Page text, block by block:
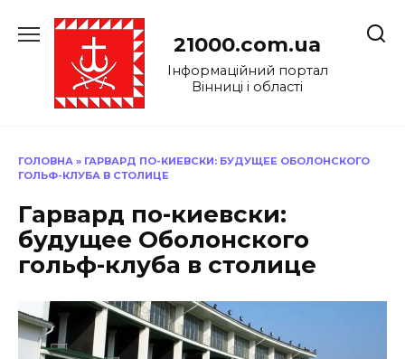
до
21000.com.ua
Інформаційний портал
Вінниці і області
ГОЛОВНА » ГАРВАРД ПО-КИЕВСКИ: БУДУЩЕЕ ОБОЛОНСКОГО
ГОЛЬФ-КЛУБА В СТОЛИЦЕ
Гарвард по-киевски:
будущее Оболонского
гольф-клуба в столице